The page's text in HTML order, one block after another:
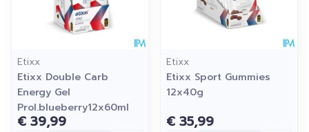
Etixx
Etixx Double Carb
Energy Gel
Prol.blueberry12x60ml
€ 39,99
Etixx
Etixx Sport Gummies
12x40g
€ 35,99